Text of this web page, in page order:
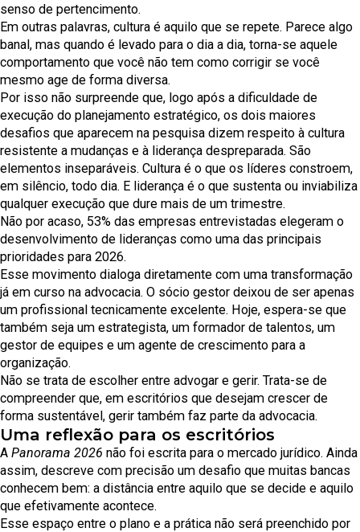
senso de pertencimento.
Em outras palavras, cultura é aquilo que se repete. Parece algo
banal, mas quando é levado para o dia a dia, torna-se aquele
comportamento que você não tem como corrigir se você
mesmo age de forma diversa.
Por isso não surpreende que, logo após a dificuldade de
execução do planejamento estratégico, os dois maiores
desafios que aparecem na pesquisa dizem respeito à cultura
resistente a mudanças e à liderança despreparada. São
elementos inseparáveis. Cultura é o que os líderes constroem,
em silêncio, todo dia. E liderança é o que sustenta ou inviabiliza
qualquer execução que dure mais de um trimestre.
Não por acaso, 53% das empresas entrevistadas elegeram o
desenvolvimento de lideranças como uma das principais
prioridades para 2026.
Esse movimento dialoga diretamente com uma transformação
já em curso na advocacia. O sócio gestor deixou de ser apenas
um profissional tecnicamente excelente. Hoje, espera-se que
também seja um estrategista, um formador de talentos, um
gestor de equipes e um agente de crescimento para a
organização.
Não se trata de escolher entre advogar e gerir. Trata-se de
compreender que, em escritórios que desejam crescer de
forma sustentável, gerir também faz parte da advocacia.
Uma reflexão para os escritórios
A Panorama 2026 não foi escrita para o mercado jurídico. Ainda
assim, descreve com precisão um desafio que muitas bancas
conhecem bem: a distância entre aquilo que se decide e aquilo
que efetivamente acontece.
Esse espaço entre o plano e a prática não será preenchido por